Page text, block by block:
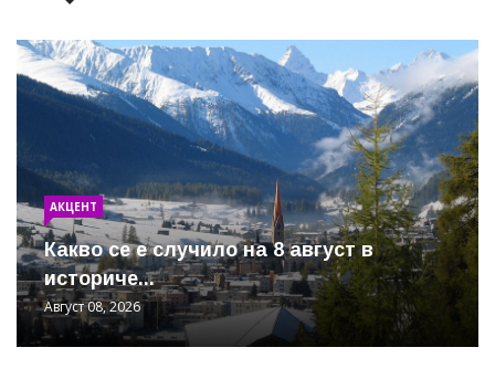
АКЦЕНТ
Какво се е случило на 8 август в
историче...
Август 08, 2026